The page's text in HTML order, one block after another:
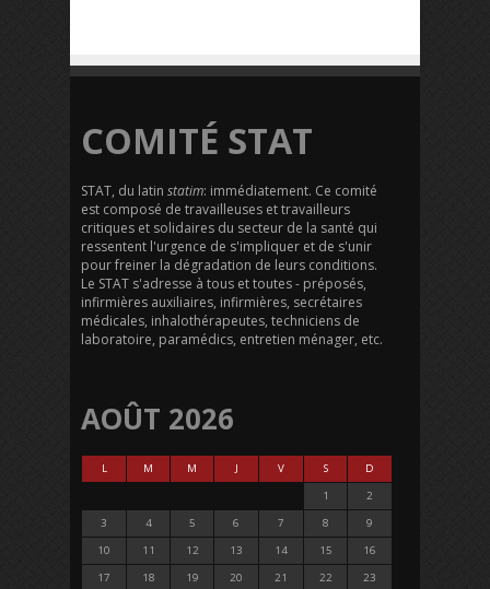
COMITÉ STAT
STAT, du latin statim: immédiatement. Ce comité
est composé de travailleuses et travailleurs
critiques et solidaires du secteur de la santé qui
ressentent l'urgence de s'impliquer et de s'unir
pour freiner la dégradation de leurs conditions.
Le STAT s'adresse à tous et toutes - préposés,
infirmières auxiliaires, infirmières, secrétaires
médicales, inhalothérapeutes, techniciens de
laboratoire, paramédics, entretien ménager, etc.
AOÛT 2026
L M M J V S
D
1
2
3
4 5 6 7 8
9
10
11 12 13 14 15
16
17
18 19 20 21 22 23